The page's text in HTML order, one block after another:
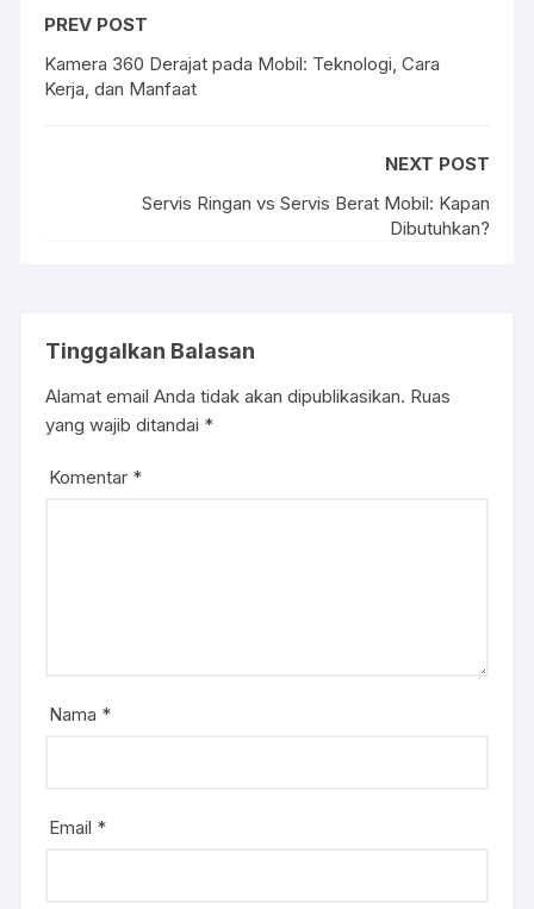
PREV POST
Kamera 360 Derajat pada Mobil: Teknologi, Cara
Kerja, dan Manfaat
NEXT POST
Servis Ringan vs Servis Berat Mobil: Kapan
Dibutuhkan?
Tinggalkan Balasan
Alamat email Anda tidak akan dipublikasikan. Ruas
yang wajib ditandai *
Komentar *
Nama *
Email *